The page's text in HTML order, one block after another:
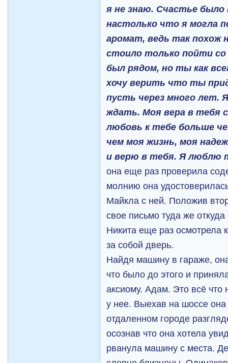
я не знаю. Счастье было
настолько что я могла
аромат, ведь так похож
стоило только пойти
был рядом, но ты как
хочу верить что ты
пусть через много лет.
ждать. Моя вера в тебя
любовь к тебе больше
чем моя жизнь, моя
и верю в тебя. Я люблю
она еще раз проверила
молнию она
Майкла с ней. Положив
свое письмо туда же
Никита еще раз осмотрела
за собой дверь.
Найдя машину в гараже,
что было до этого и
аксиому. Адам. Это всё
у нее. Выехав на шоссе
отдаленном городе
осознав что она хотела
рванула машину с места.